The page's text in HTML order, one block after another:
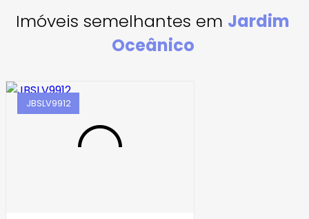
Imóveis semelhantes em Jardim
Oceânico
JBSLV9912